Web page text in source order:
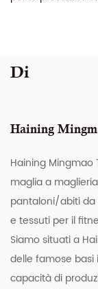
Di
Haining
Haining Mingmao
maglia a
pantaloni/abiti da
e tessuti per il
Siamo situati a
delle famose basi
capacità di